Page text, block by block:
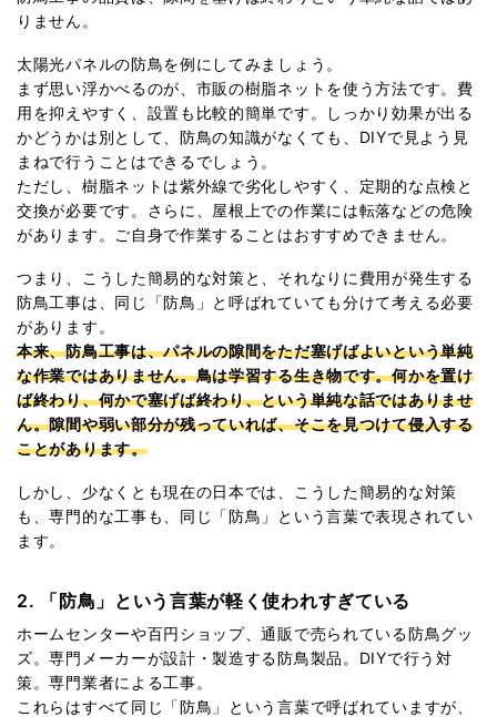
りません。
太陽光パネルの防鳥を例にしてみましょう。
まず思い浮かべるのが、市販の樹脂ネットを使う方法です。費
用を抑えやすく、設置も比較的簡単です。しっかり効果が出る
かどうかは別として、防鳥の知識がなくても、DIYで見よう見
まねで行うことはできるでしょう。
ただし、樹脂ネットは紫外線で劣化しやすく、定期的な点検と
交換が必要です。さらに、屋根上での作業には転落などの危険
があります。ご自身で作業することはおすすめできません。
つまり、こうした簡易的な対策と、それなりに費用が発生する
防鳥工事は、同じ「防鳥」と呼ばれていても分けて考える必要
があります。
本来、防鳥工事は、パネルの隙間をただ塞げばよいという単純
な作業ではありません。鳥は学習する生き物です。何かを置け
ば終わり、何かで塞げば終わり、という単純な話ではありませ
ん。隙間や弱い部分が残っていれば、そこを見つけて侵入する
ことがあります。
しかし、少なくとも現在の日本では、こうした簡易的な対策
も、専門的な工事も、同じ「防鳥」という言葉で表現されてい
ます。
2. 「防鳥」という言葉が軽く使われすぎている
ホームセンターや百円ショップ、通販で売られている防鳥グッ
ズ。専門メーカーが設計・製造する防鳥製品。DIYで行う対
策。専門業者による工事。
これらはすべて同じ「防鳥」という言葉で呼ばれていますが、